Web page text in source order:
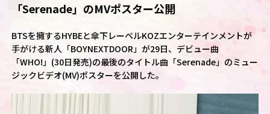
「Serenade」のMVポスター公開
BTSを擁するHYBEと傘下レーベルKOZエンターテインメントが
手がける新人「BOYNEXTDOOR」が29日、デビュー曲
「WHO!」(30日発売)の最後のタイトル曲「Serenade」のミュー
ジックビデオ(MV)ポスターを公開した。